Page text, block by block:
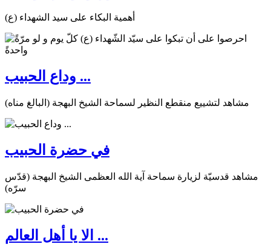
أهمية البكاء على سيد الشهداء (ع)
وداع الحبيب ...
مشاهد لتشييع منقطع النظير لسماحة الشيخ البهجة (البالغ مناه)
في حضرة الحبيب
مشاهد قدسيّة لزيارة سماحة آية الله العظمى الشيخ البهجة (قدّس
سرّه)
الا يا أهل العالم ...